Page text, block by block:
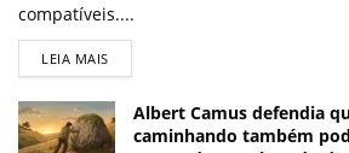
compatíveis....
LEIA MAIS
Albert Camus defendia
caminhando também